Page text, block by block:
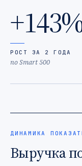
РОСТ ЗА 2 ГОДА
по Smart 500
ДИНАМИКА
Выручка